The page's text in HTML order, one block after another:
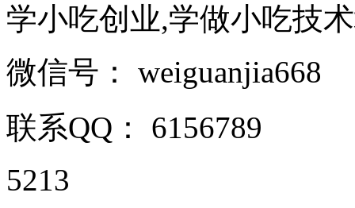
学小吃创业,学做小吃技
微信号： weiguanjia668
联系QQ： 6156789
5213